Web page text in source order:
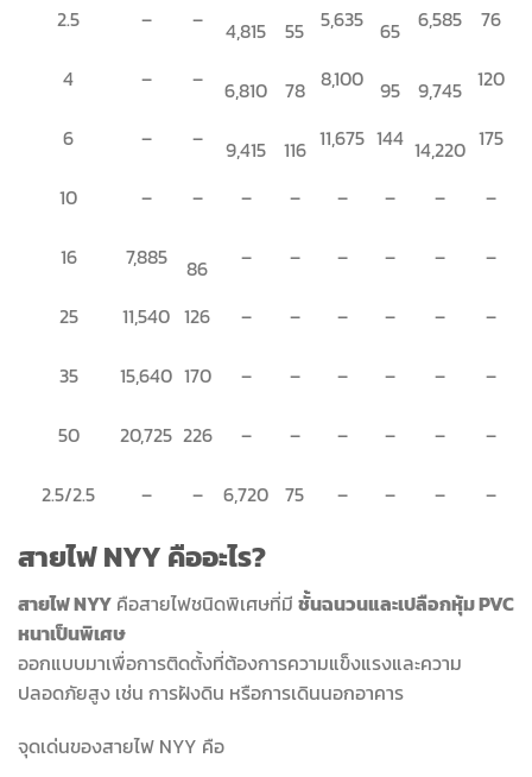
2.5 – – 4,815 55 5,635 65 6,585 76
4 – – 6,810 78 8,100 95 9,745 120
6 – – 9,415 116 11,675 144 14,220 175
10 – – – – – – – –
16 7,885 86 – – – – – –
25 11,540 126 – – – – – –
35 15,640 170 – – – – – –
50 20,725 226 – – – – – –
2.5/2.5 – – 6,720 75 – – – –
สายไฟ NYY คืออะไร?
สายไฟ NYY คือสายไฟชนิดพิเศษที่มี ชั้นฉนวนและเปลือกหุ้ม PVC
หนาเป็นพิเศษ
ออกแบบมาเพื่อการติดตั้งที่ต้องการความแข็งแรงและความ
ปลอดภัยสูง เช่น การฝังดิน หรือการเดินนอกอาคาร
จุดเด่นของสายไฟ NYY คือ